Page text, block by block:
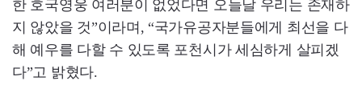
한 호국영웅 여러분이 없었다면 오늘날 우리는 존재하
지 않았을 것”이라며, “국가유공자분들에게 최선을 다
해 예우를 다할 수 있도록 포천시가 세심하게 살피겠
다”고 밝혔다.